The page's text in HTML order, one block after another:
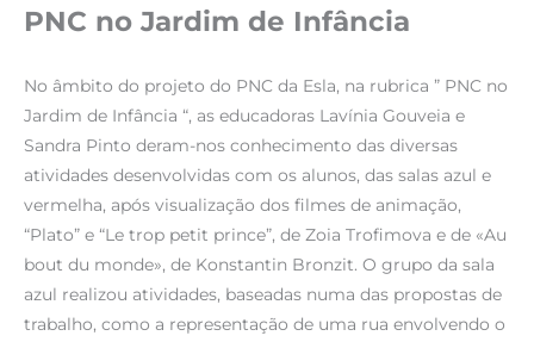
PNC no Jardim de Infância
No âmbito do projeto do PNC da Esla, na rubrica ” PNC no
Jardim de Infância “, as educadoras Lavínia Gouveia e
Sandra Pinto deram-nos conhecimento das diversas
atividades desenvolvidas com os alunos, das salas azul e
vermelha, após visualização dos filmes de animação,
“Plato” e “Le trop petit prince”, de Zoia Trofimova e de «Au
bout du monde», de Konstantin Bronzit. O grupo da sala
azul realizou atividades, baseadas numa das propostas de
trabalho, como a representação de uma rua envolvendo o